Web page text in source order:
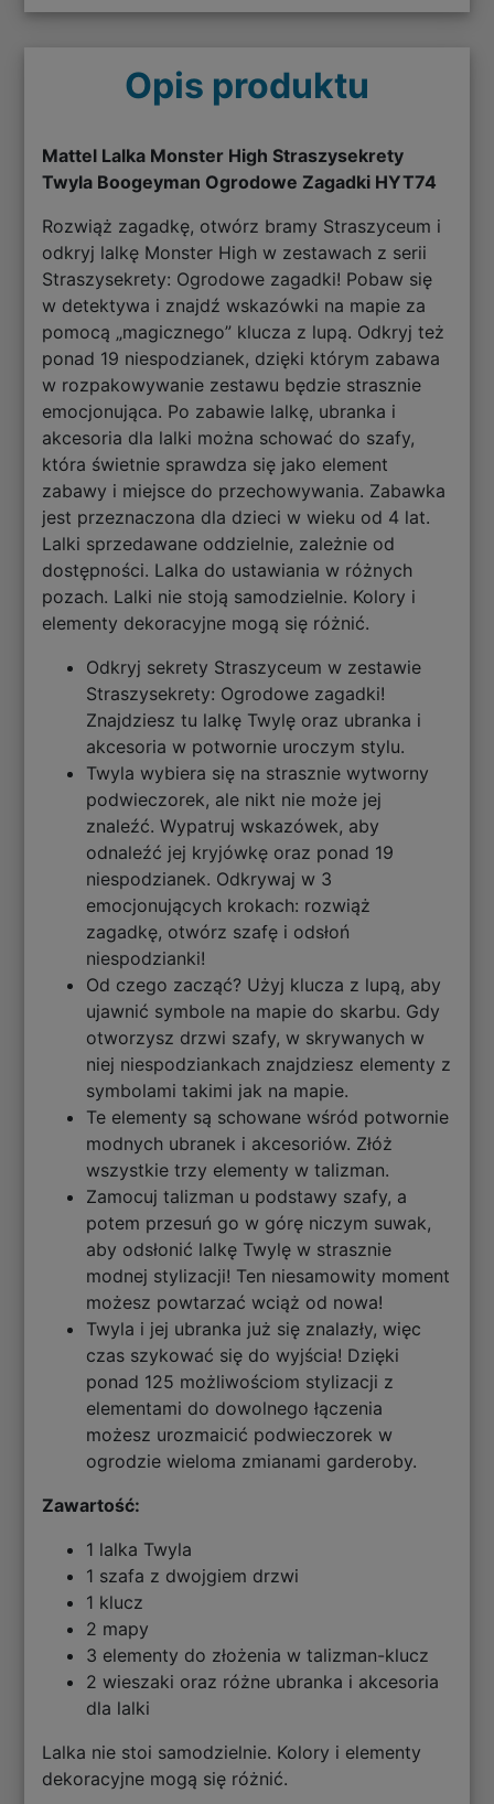
Opis produktu
Mattel Lalka Monster High Straszysekrety
Twyla Boogeyman Ogrodowe Zagadki HYT74
Rozwiąż zagadkę, otwórz bramy Straszyceum i
odkryj lalkę Monster High w zestawach z serii
Straszysekrety: Ogrodowe zagadki! Pobaw się
w detektywa i znajdź wskazówki na mapie za
pomocą „magicznego” klucza z lupą. Odkryj też
ponad 19 niespodzianek, dzięki którym zabawa
w rozpakowywanie zestawu będzie strasznie
emocjonująca. Po zabawie lalkę, ubranka i
akcesoria dla lalki można schować do szafy,
która świetnie sprawdza się jako element
zabawy i miejsce do przechowywania. Zabawka
jest przeznaczona dla dzieci w wieku od 4 lat.
Lalki sprzedawane oddzielnie, zależnie od
dostępności. Lalka do ustawiania w różnych
pozach. Lalki nie stoją samodzielnie. Kolory i
elementy dekoracyjne mogą się różnić.
Odkryj sekrety Straszyceum w zestawie
Straszysekrety: Ogrodowe zagadki!
Znajdziesz tu lalkę Twylę oraz ubranka i
akcesoria w potwornie uroczym stylu.
Twyla wybiera się na strasznie wytworny
podwieczorek, ale nikt nie może jej
znaleźć. Wypatruj wskazówek, aby
odnaleźć jej kryjówkę oraz ponad 19
niespodzianek. Odkrywaj w 3
emocjonujących krokach: rozwiąż
zagadkę, otwórz szafę i odsłoń
niespodzianki!
Od czego zacząć? Użyj klucza z lupą, aby
ujawnić symbole na mapie do skarbu. Gdy
otworzysz drzwi szafy, w skrywanych w
niej niespodziankach znajdziesz elementy z
symbolami takimi jak na mapie.
Te elementy są schowane wśród potwornie
modnych ubranek i akcesoriów. Złóż
wszystkie trzy elementy w talizman.
Zamocuj talizman u podstawy szafy, a
potem przesuń go w górę niczym suwak,
aby odsłonić lalkę Twylę w strasznie
modnej stylizacji! Ten niesamowity moment
możesz powtarzać wciąż od nowa!
Twyla i jej ubranka już się znalazły, więc
czas szykować się do wyjścia! Dzięki
ponad 125 możliwościom stylizacji z
elementami do dowolnego łączenia
możesz urozmaicić podwieczorek w
ogrodzie wieloma zmianami garderoby.
Zawartość:
1 lalka Twyla
1 szafa z dwojgiem drzwi
1 klucz
2 mapy
3 elementy do złożenia w talizman-klucz
2 wieszaki oraz różne ubranka i akcesoria
dla lalki
Lalka nie stoi samodzielnie. Kolory i elementy
dekoracyjne mogą się różnić.